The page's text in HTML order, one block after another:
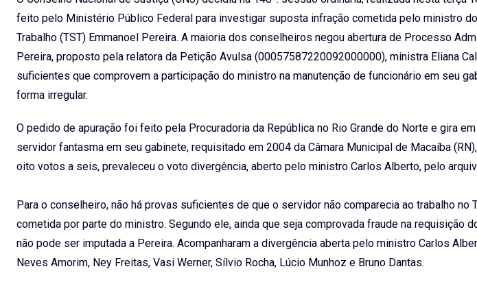
feito pelo Ministério Público Federal para investigar suposta infração cometida pelo ministro
Trabalho (TST) Emmanoel Pereira. A maioria dos conselheiros negou abertura de Processo
Pereira, proposto pela relatora da Petição Avulsa (00057587220092000000), ministra Eliana
suficientes que comprovem a participação do ministro na manutenção de funcionário em seu
forma irregular.
O pedido de apuração foi feito pela Procuradoria da República no Rio Grande do Norte e gira
servidor fantasma em seu gabinete, requisitado em 2004 da Câmara Municipal de Macaíba
oito votos a seis, prevaleceu o voto divergência, aberto pelo ministro Carlos Alberto, pelo
Para o conselheiro, não há provas suficientes de que o servidor não comparecia ao trabalho no
cometida por parte do ministro. Segundo ele, ainda que seja comprovada fraude na requisição
não pode ser imputada a Pereira. Acompanharam a divergência aberta pelo ministro Carlos
Neves Amorim, Ney Freitas, Vasi Werner, Sílvio Rocha, Lúcio Munhoz e Bruno Dantas.